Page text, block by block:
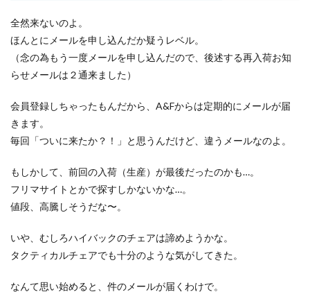
全然来ないのよ。
ほんとにメールを申し込んだか疑うレベル。
（念の為もう一度メールを申し込んだので、後述する再入荷お知
らせメールは２通来ました）
会員登録しちゃったもんだから、A&Fからは定期的にメールが届
きます。
毎回「ついに来たか？！」と思うんだけど、違うメールなのよ。
もしかして、前回の入荷（生産）が最後だったのかも…。
フリマサイトとかで探すしかないかな…。
値段、高騰しそうだな〜。
いや、むしろハイバックのチェアは諦めようかな。
タクティカルチェアでも十分のような気がしてきた。
なんて思い始めると、件のメールが届くわけで。